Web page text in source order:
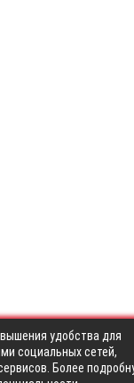
удобства для
социальных сетей,
Более